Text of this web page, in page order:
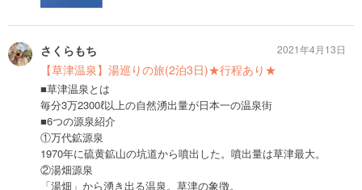
さくらもち
【草津温泉】湯巡りの旅(2泊3日)★行程あり★
■草津温泉とは
毎分3万2300ℓ以上の自然湧出量が日本一の温泉街
■6つの源泉紹介
①万代鉱源泉
1970年に硫黄鉱山の坑道から噴出した。噴出量は草津最大。
②湯畑源泉
「湯畑」から湧き出る温泉。草津の象徴。
2021年4月13日